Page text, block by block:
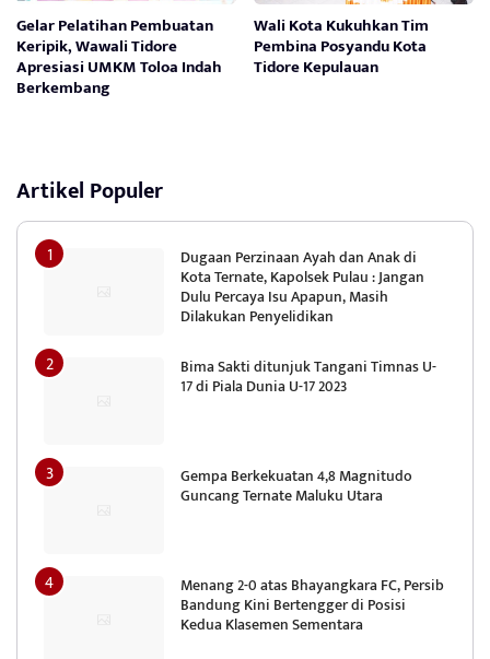
Gelar Pelatihan Pembuatan
Keripik, Wawali Tidore
Apresiasi UMKM Toloa Indah
Berkembang
Wali Kota Kukuhkan Tim
Pembina Posyandu Kota
Tidore Kepulauan
Artikel Populer
Dugaan Perzinaan Ayah dan Anak di
Kota Ternate, Kapolsek Pulau : Jangan
Dulu Percaya Isu Apapun, Masih
Dilakukan Penyelidikan
Bima Sakti ditunjuk Tangani Timnas U-
17 di Piala Dunia U-17 2023
Gempa Berkekuatan 4,8 Magnitudo
Guncang Ternate Maluku Utara
Menang 2-0 atas Bhayangkara FC, Persib
Bandung Kini Bertengger di Posisi
Kedua Klasemen Sementara